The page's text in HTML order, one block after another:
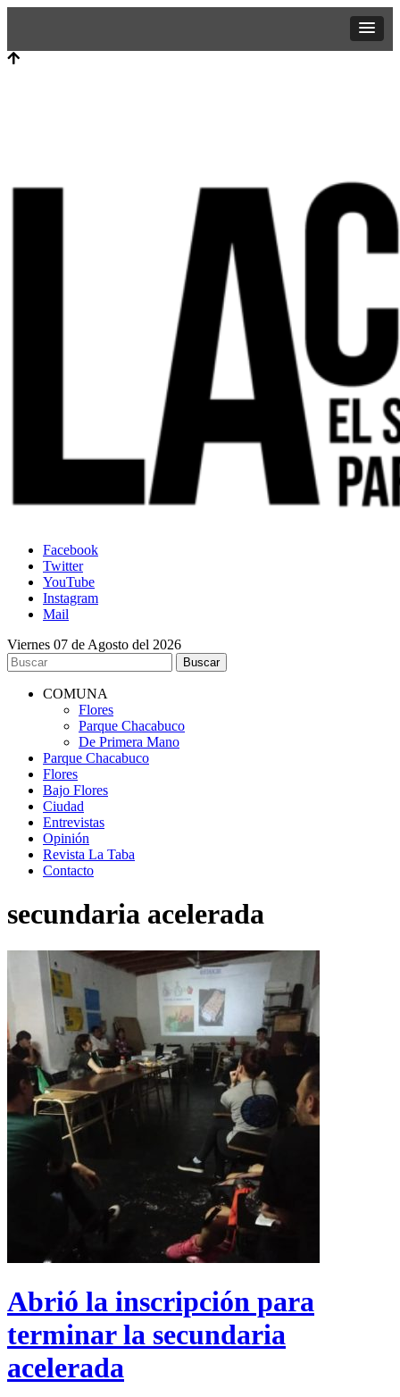
Facebook
Twitter
YouTube
Instagram
Mail
Viernes 07 de Agosto del 2026
COMUNA
Flores
Parque Chacabuco
De Primera Mano
Parque Chacabuco
Flores
Bajo Flores
Ciudad
Entrevistas
Opinión
Revista La Taba
Contacto
secundaria acelerada
Abrió la inscripción para
terminar la secundaria
acelerada